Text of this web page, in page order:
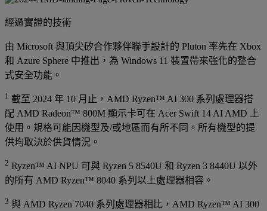
經過實證的技術
由 Microsoft 與頂尖矽合作夥伴聯手設計的 Pluton 率先在 Xbox
和 Azure Sphere 中推出，為 Windows 11 裝置帶來強化的整合
式安全功能。
1 截至 2024 年 10 月止，AMD Ryzen™ AI 300 系列處理器搭
配 AMD Radeon™ 800M 顯示卡可在 Acer Swift 14 AI AMD 上
使用。規格可能因機型及/或地區而有所不同。所有機型的提
供均取決於供貨情況。
2 Ryzen™ AI NPU 可與 Ryzen 5 8540U 和 Ryzen 3 8440U 以外
的所有 AMD Ryzen™ 8040 系列以上處理器相容。
3 與 AMD Ryzen 7040 系列處理器相比，AMD Ryzen™ AI 300